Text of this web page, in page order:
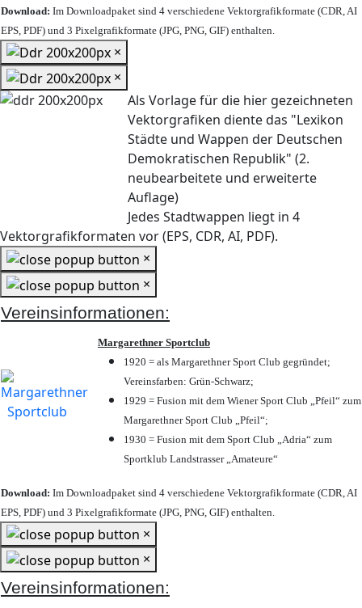
Download: Im Downloadpaket sind 4 verschiedene Vektorgrafikformate (CDR, AI
EPS, PDF) und 3 Pixelgrafikformate (JPG, PNG, GIF) enthalten.
×
×
Als Vorlage für die hier gezeichneten
Vektorgrafiken diente das "Lexikon
Städte und Wappen der Deutschen
Demokratischen Republik" (2.
neubearbeitete und erweiterte
Auflage)
Jedes Stadtwappen liegt in 4
Vektorgrafikformaten vor (EPS, CDR, AI, PDF).
×
×
Vereinsinformationen:
Margarethner Sportclub
1920 = als Margarethner Sport Club gegründet;
Vereinsfarben: Grün-Schwarz;
1929 = Fusion mit dem Wiener Sport Club „Pfeil“ zum
Margarethner Sport Club „Pfeil“;
1930 = Fusion mit dem Sport Club „Adria“ zum
Sportklub Landstrasser „Amateure“
Download: Im Downloadpaket sind 4 verschiedene Vektorgrafikformate (CDR, AI
EPS, PDF) und 3 Pixelgrafikformate (JPG, PNG, GIF) enthalten.
×
×
Vereinsinformationen: